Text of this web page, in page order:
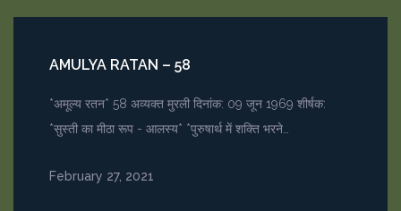
AMULYA RATAN – 58
*अमूल्य रतन* 58 अव्यक्त मुरली दिनांक: 09 जून 1969 शीर्षक:
*सुस्ती का मीठा रूप - आलस्य* *पुरुषार्थ में शक्ति भरने…
February 27, 2021